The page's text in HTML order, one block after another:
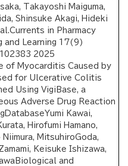
Takayoshi Maiguma,
Shinsuke Akagi, Hideki
in Pharmacy
and Learning 17(9)
2025
of Myocarditis Caused by
for Ulcerative Colitis
Using VigiBase, a
Adverse Drug Reaction
Kawai,
Hirofumi Hamano,
Niimura, MitsuhiroGoda,
Keisuke Ishizawa,
and